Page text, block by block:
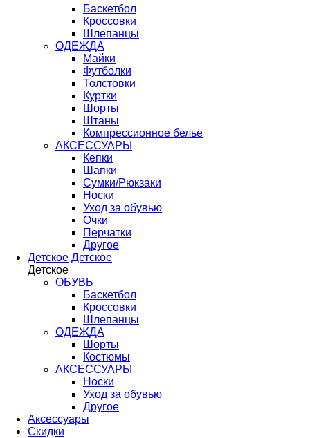
Баскетбол
Кроссовки
Шлепанцы
ОДЕЖДА
Майки
Футболки
Толстовки
Куртки
Шорты
Штаны
Компрессионное белье
АКСЕССУАРЫ
Кепки
Шапки
Сумки/Рюкзаки
Носки
Уход за обувью
Очки
Перчатки
Другое
Детское Детское
Детское
ОБУВЬ
Баскетбол
Кроссовки
Шлепанцы
ОДЕЖДА
Шорты
Костюмы
АКСЕССУАРЫ
Носки
Уход за обувью
Другое
Аксессуары
Скидки